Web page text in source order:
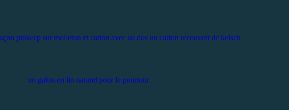
pinkeep sur molleton et carton avec au dos un carton recouvert de kelsch
un galon en lin naturel pour le pourtour